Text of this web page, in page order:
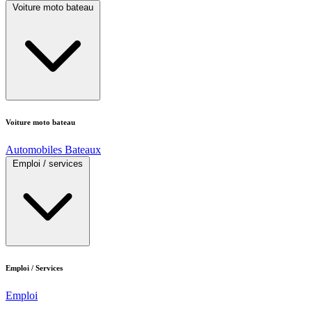
Voiture moto bateau
Voiture moto bateau
Automobiles Bateaux
Emploi / services
Emploi / Services
Emploi